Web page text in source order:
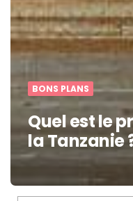
BONS PLANS
Quel est le
la Tanzanie